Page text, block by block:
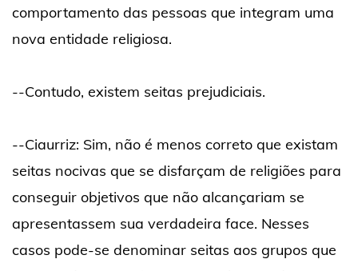
comportamento das pessoas que integram uma
nova entidade religiosa.
--Contudo, existem seitas prejudiciais.
--Ciaurriz: Sim, não é menos correto que existam
seitas nocivas que se disfarçam de religiões para
conseguir objetivos que não alcançariam se
apresentassem sua verdadeira face. Nesses
casos pode-se denominar seitas aos grupos que